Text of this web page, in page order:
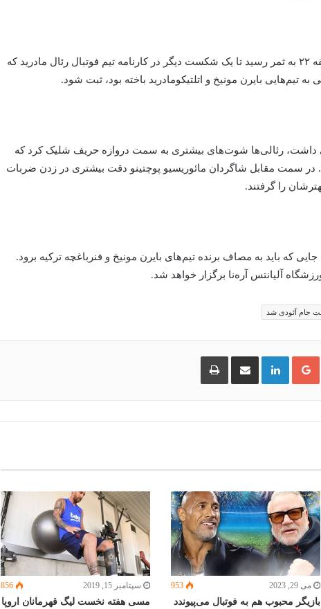
تنها گل این بازی توسط هری کین در دقیقه ۲۲ به ثمر رسید تا یک شکست دیگر در کارنامه تیم فوتبال رئال مادرید که
تیم‌هایی بایرن مونیخ و اتلتیکومادرید باخته بود، ثبت شود.
داشت، رئالی‌ها شوت‌های بیشتری به سمت دروازه حریف شلیک کرد که
در سمت مقابل شاگردان مائوریسیو پوچتینو دقت بیشتری در زدن ضربات
را گرفتند.
جایی که باید به مصاف برنده تیم‌های بایرن مونیخ و فنرباغچه ترکیه برود.
جام آئودی شد
گوگل
پلاس
لینکدین اشتراک
گذاری
ایمیل
چاپ
می 29, 2023 953
بازیگر محبوب هم به فوتبال می‌پیوندد
سپتامبر 15, 2019 856
مسی هفته نخست لیگ قهرمانان اروپا